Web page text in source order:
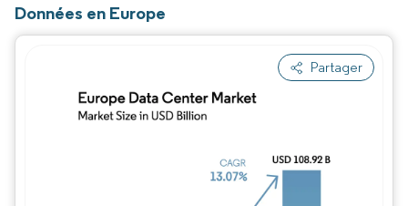
Données en Europe
Partager